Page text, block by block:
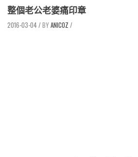
整個老公老婆痛印章
2016-03-04/ ANICOZ /